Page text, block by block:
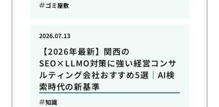
ゴミ屋敷
【2026年最新】関西の
SEO×LLMO対策に強い経営コンサ
ルティング会社おすすめ5選｜AI検
索時代の新基準
2026.07.13
知識